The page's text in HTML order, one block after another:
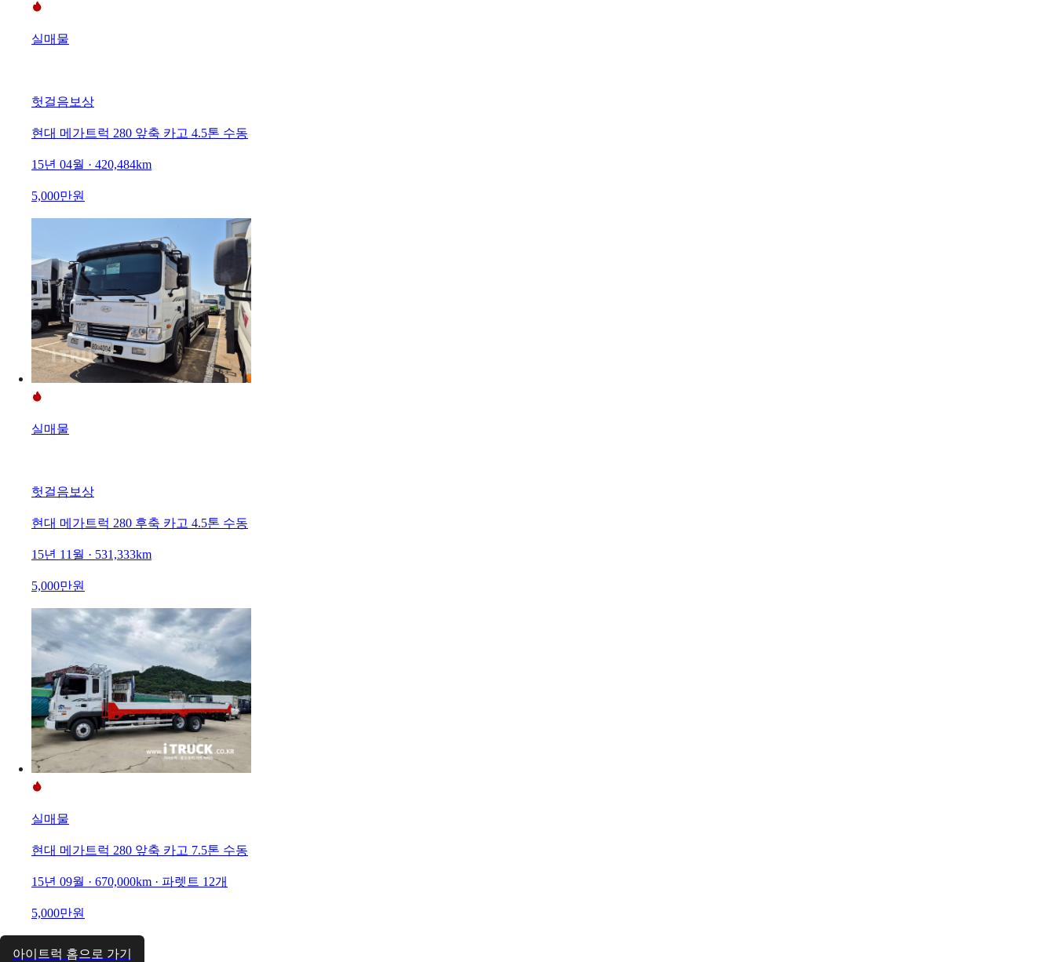
실매물
헛걸음보상
현대 메가트럭 280 앞축 카고 4.5톤 수동
15년 04월 · 420,484km
5,000만원
실매물
헛걸음보상
현대 메가트럭 280 후축 카고 4.5톤 수동
15년 11월 · 531,333km
5,000만원
실매물
현대 메가트럭 280 앞축 카고 7.5톤 수동
15년 09월 · 670,000km · 파렛트 12개
5,000만원
아이트럭 홈으로 가기